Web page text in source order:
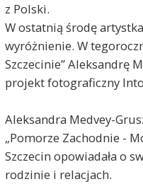
z Polski.
W ostatnią środę
wyróżnienie. W
Szczecinie” Aleksandrę
projekt fotograficzny
Aleksandra Medvey-
„Pomorze Zachodnie -
Szczecin opowiadała o
rodzinie i relacjach.